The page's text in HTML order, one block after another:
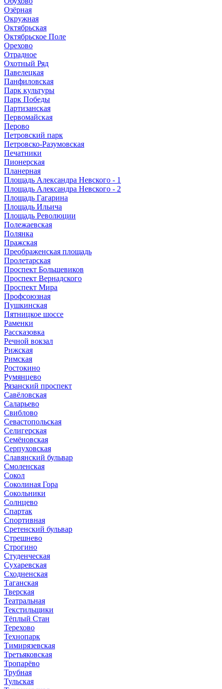
Озёрная
Окружная
Октябрьская
Октябрьское Поле
Орехово
Отрадное
Охотный Ряд
Павелецкая
Панфиловская
Парк культуры
Парк Победы
Партизанская
Первомайская
Перово
Петровский парк
Петровско-Разумовская
Печатники
Пионерская
Планерная
Площадь Александра Невского - 1
Площадь Александра Невского - 2
Площадь Гагарина
Площадь Ильича
Площадь Революции
Полежаевская
Полянка
Пражская
Преображенская площадь
Пролетарская
Проспект Большевиков
Проспект Вернадского
Проспект Мира
Профсоюзная
Пушкинская
Пятницкое шоссе
Раменки
Рассказовка
Речной вокзал
Рижская
Римская
Ростокино
Румянцево
Рязанский проспект
Савёловская
Саларьево
Свиблово
Севастопольская
Селигерская
Семёновская
Серпуховская
Славянский бульвар
Смоленская
Сокол
Соколиная Гора
Сокольники
Солнцево
Спартак
Спортивная
Сретенский бульвар
Стрешнево
Строгино
Студенческая
Сухаревская
Сходненская
Таганская
Тверская
Театральная
Текстильщики
Тёплый Стан
Терехово
Технопарк
Тимирязевская
Третьяковская
Тропарёво
Трубная
Тульская